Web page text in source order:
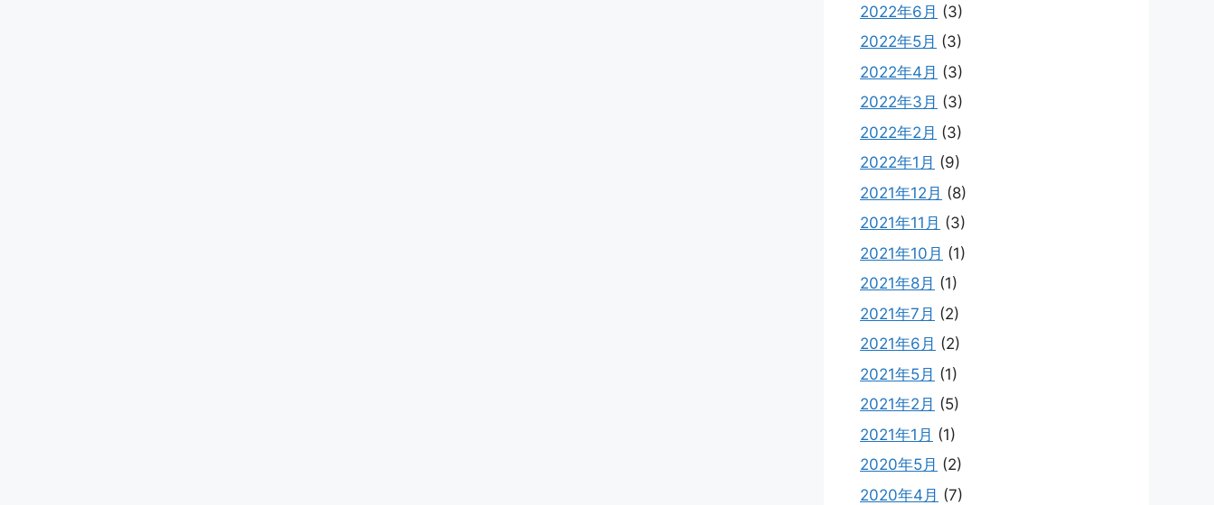
2022年6月 (3)
2022年5月 (3)
2022年4月 (3)
2022年3月 (3)
2022年2月 (3)
2022年1月 (9)
2021年12月 (8)
2021年11月 (3)
2021年10月 (1)
2021年8月 (1)
2021年7月 (2)
2021年6月 (2)
2021年5月 (1)
2021年2月 (5)
2021年1月 (1)
2020年5月 (2)
2020年4月 (7)